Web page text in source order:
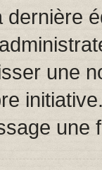
dernière
une
une